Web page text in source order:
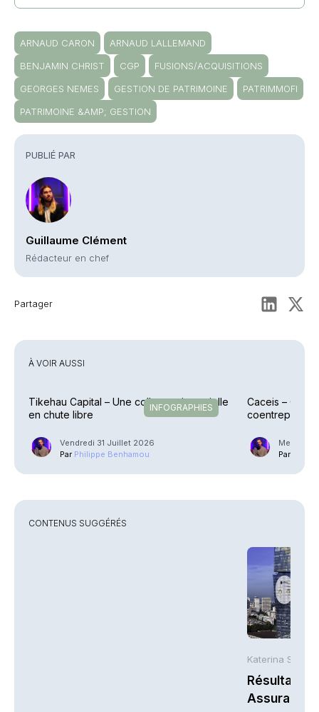
PUBLIÉ PAR
Guillaume Clément
Rédacteur en chef
Partager
ARNAUD CARON
ARNAUD LALLEMAND
BENJAMIN CHRIST
CGP
FUSIONS/ACQUISITIONS
GEORGES NEMES
GESTION DE PATRIMOINE
PATRIMMOFI
PATRIMOINE &AMP; GESTION
À VOIR AUSSI
INFOGRAPHIES
Tikehau Capital – Une collecte trimestrielle
en chute libre
Vendredi 31 Juillet 2026
Par Philippe Benhamou
Caceis –
coentreprise
Mercredi
Par
CONTENUS SUGGÉRÉS
Katerina
Résultats